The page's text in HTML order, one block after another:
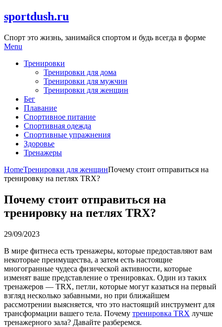
Skip
to
sportdush.ru
Спорт это жизнь, занимайся спортом и будь всегда в форме
Menu
Тренировки
Тренировки для дома
Тренировки для мужчин
Тренировки для женщин
Бег
Плавание
Спортивное питание
Спортивная одежда
Спортивные упражнения
Здоровье
Тренажеры
HomeТренировки для женщинПочему стоит отправиться на
тренировку на петлях TRX?
Почему стоит отправиться на
тренировку на петлях TRX?
29/09/2023
В мире фитнеса есть тренажеры, которые предоставляют вам
некоторые преимущества, а затем есть настоящие
многогранные чудеса физической активности, которые
изменят ваше представление о тренировках. Один из таких
тренажеров — TRX, петли, которые могут казаться на первый
взгляд несколько забавными, но при ближайшем
рассмотрении выясняется, что это настоящий инструмент для
трансформации вашего тела. Почему тренировка TRX лучше
тренажерного зала? Давайте разберемся.